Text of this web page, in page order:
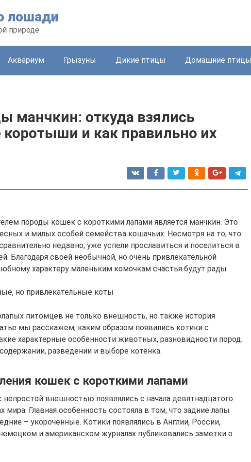
лошади
природе
Аквариум Грызуны Дикие птицы Домашние птицы
манчкин: откуда взялись
коротыши и как правильно их
породы кошек с короткими лапами является манчкин. Это
и милых особей семейства кошачьих. Несмотря на то, что
недавно, уже успели прославиться и поселиться в
Благодаря своей необычной, но очень привлекательной
характеру маленьким комочкам счастья будут рады
но привлекательные коты
питомцев не только внешность, но также история
мы расскажем, каким образом появились котики с
характерные особенности животных, разновидности пород.
разведении и выборе котёнка.
кошек с короткими лапами
непростой внешностью появлялись с начала девятнадцатого
мира. Главная особенность состояла в том, что задние лапы
– укороченные. Котики появлялись в Англии, России,
и американском журналах публиковались заметки о